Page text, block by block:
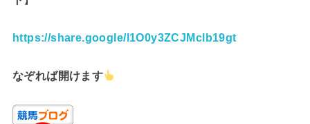
https://share.google/l1O0y3ZCJMclb19gt
なぞれば開けます